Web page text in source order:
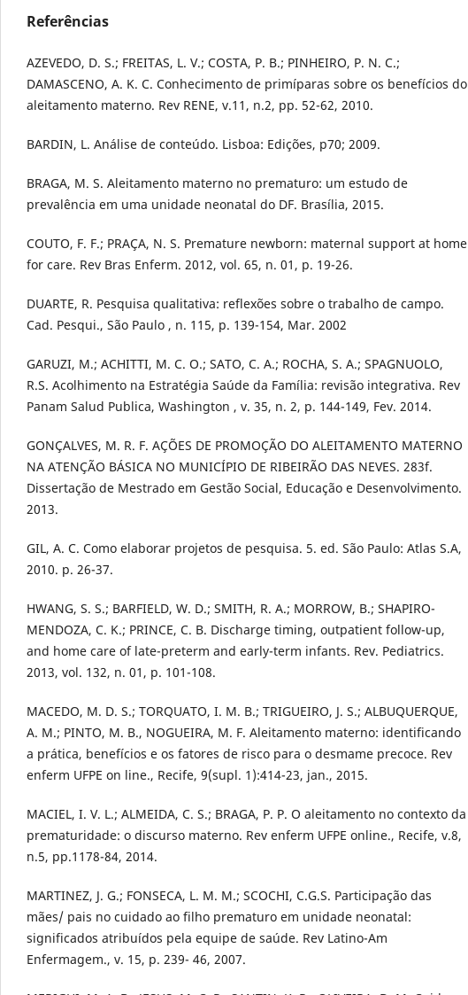
Referências
AZEVEDO, D. S.; FREITAS, L. V.; COSTA, P. B.; PINHEIRO, P. N. C.;
DAMASCENO, A. K. C. Conhecimento de primíparas sobre os benefícios do
aleitamento materno. Rev RENE, v.11, n.2, pp. 52-62, 2010.
BARDIN, L. Análise de conteúdo. Lisboa: Edições, p70; 2009.
BRAGA, M. S. Aleitamento materno no prematuro: um estudo de
prevalência em uma unidade neonatal do DF. Brasília, 2015.
COUTO, F. F.; PRAÇA, N. S. Premature newborn: maternal support at home
for care. Rev Bras Enferm. 2012, vol. 65, n. 01, p. 19-26.
DUARTE, R. Pesquisa qualitativa: reflexões sobre o trabalho de campo.
Cad. Pesqui., São Paulo , n. 115, p. 139-154, Mar. 2002
GARUZI, M.; ACHITTI, M. C. O.; SATO, C. A.; ROCHA, S. A.; SPAGNUOLO,
R.S. Acolhimento na Estratégia Saúde da Família: revisão integrativa. Rev
Panam Salud Publica, Washington , v. 35, n. 2, p. 144-149, Fev. 2014.
GONÇALVES, M. R. F. AÇÕES DE PROMOÇÃO DO ALEITAMENTO MATERNO
NA ATENÇÃO BÁSICA NO MUNICÍPIO DE RIBEIRÃO DAS NEVES. 283f.
Dissertação de Mestrado em Gestão Social, Educação e Desenvolvimento.
2013.
GIL, A. C. Como elaborar projetos de pesquisa. 5. ed. São Paulo: Atlas S.A,
2010. p. 26-37.
HWANG, S. S.; BARFIELD, W. D.; SMITH, R. A.; MORROW, B.; SHAPIRO-
MENDOZA, C. K.; PRINCE, C. B. Discharge timing, outpatient follow-up,
and home care of late-preterm and early-term infants. Rev. Pediatrics.
2013, vol. 132, n. 01, p. 101-108.
MACEDO, M. D. S.; TORQUATO, I. M. B.; TRIGUEIRO, J. S.; ALBUQUERQUE,
A. M.; PINTO, M. B., NOGUEIRA, M. F. Aleitamento materno: identificando
a prática, benefícios e os fatores de risco para o desmame precoce. Rev
enferm UFPE on line., Recife, 9(supl. 1):414-23, jan., 2015.
MACIEL, I. V. L.; ALMEIDA, C. S.; BRAGA, P. P. O aleitamento no contexto da
prematuridade: o discurso materno. Rev enferm UFPE online., Recife, v.8,
n.5, pp.1178-84, 2014.
MARTINEZ, J. G.; FONSECA, L. M. M.; SCOCHI, C.G.S. Participação das
mães/ pais no cuidado ao filho prematuro em unidade neonatal:
significados atribuídos pela equipe de saúde. Rev Latino-Am
Enfermagem., v. 15, p. 239- 46, 2007.